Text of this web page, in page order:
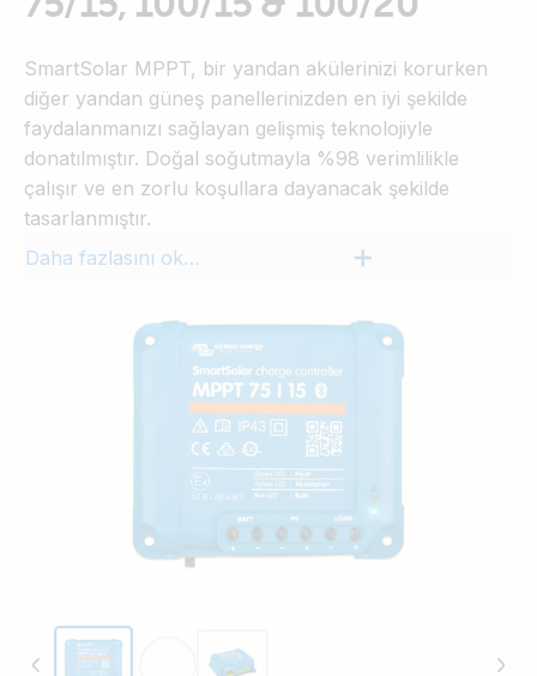
SmartSolar MPPT, bir yandan akülerinizi korurken
diğer yandan güneş panellerinizden en iyi şekilde
faydalanmanızı sağlayan gelişmiş teknolojiyle
donatılmıştır. Doğal soğutmayla %98 verimlilikle
çalışır ve en zorlu koşullara dayanacak şekilde
tasarlanmıştır.
Daha fazlasını okuyun